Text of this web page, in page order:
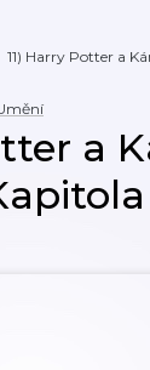
11) Harry Potter a
a